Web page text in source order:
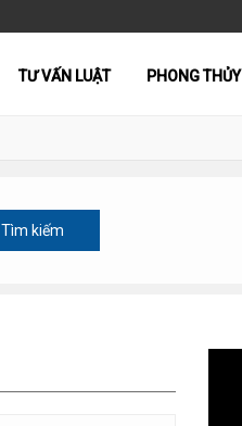
TƯ VẤN LUẬT PHONG THỦY
Tìm kiếm